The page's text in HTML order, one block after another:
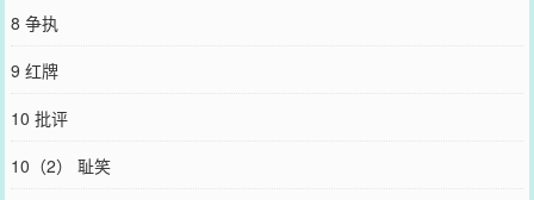
8 争执
9 红牌
10 批评
10（2） 耻笑